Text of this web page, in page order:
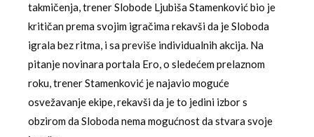
takmičenja, trener Slobode Ljubiša Stamenković bio je
kritičan prema svojim igračima rekavši da je Sloboda
igrala bez ritma, i sa previše individualnih akcija. Na
pitanje novinara portala Ero, o sledećem prelaznom
roku, trener Stamenković je najavio moguće
osvežavanje ekipe, rekavši da je to jedini izbor s
obzirom da Sloboda nema mogućnost da stvara svoje